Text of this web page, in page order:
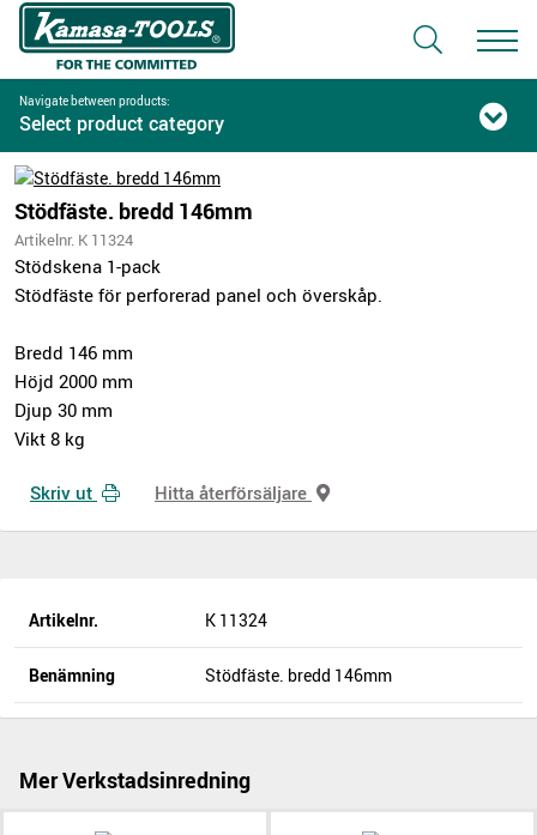
Navigate between products:
Select product category
Stödfäste. bredd 146mm
Artikelnr. K 11324
Stödskena 1-pack
Stödfäste för perforerad panel och överskåp.
Bredd 146 mm
Höjd 2000 mm
Djup 30 mm
Vikt 8 kg
Skriv ut Hitta återförsäljare
Artikelnr. K 11324
Benämning Stödfäste. bredd 146mm
Mer Verkstadsinredning